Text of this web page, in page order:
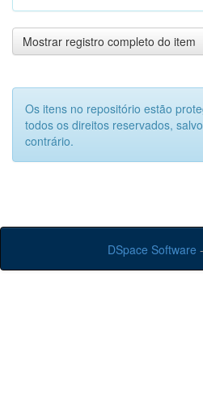
Mostrar registro completo do item
Os itens no repositório estão
todos os direitos reservados,
contrário.
DSpace Software -